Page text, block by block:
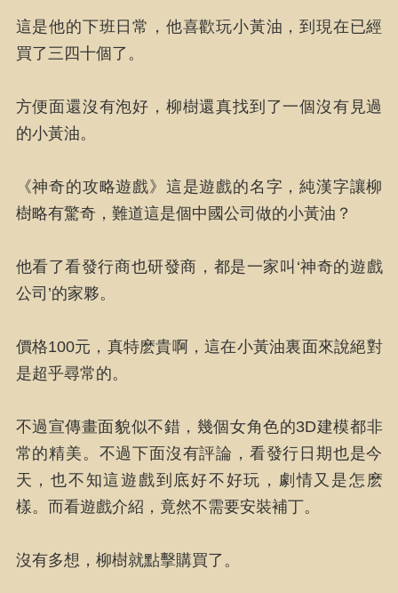
這是他的下班日常，他喜歡玩小黃油，到現在已經
買了三四十個了。
方便面還沒有泡好，柳樹還真找到了一個沒有見過
的小黃油。
《神奇的攻略遊戲》這是遊戲的名字，純漢字讓柳
樹略有驚奇，難道這是個中國公司做的小黃油？
他看了看發行商也研發商，都是一家叫‘神奇的遊戲
公司’的家夥。
價格100元，真特麽貴啊，這在小黃油裏面來說絕對
是超乎尋常的。
不過宣傳畫面貌似不錯，幾個女角色的3D建模都非
常的精美。不過下面沒有評論，看發行日期也是今
天，也不知這遊戲到底好不好玩，劇情又是怎麽
樣。而看遊戲介紹，竟然不需要安裝補丁。
沒有多想，柳樹就點擊購買了。